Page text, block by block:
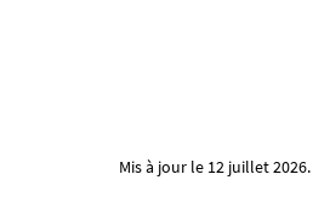
Mis à jour le 12 juillet 2026.